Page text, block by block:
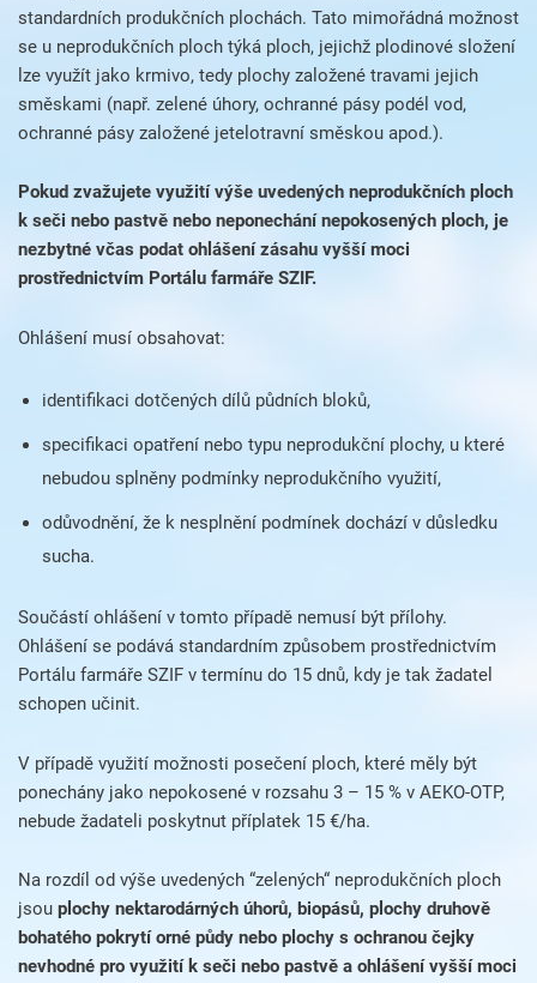
standardních produkčních plochách. Tato mimořádná možnost
se u neprodukčních ploch týká ploch, jejichž plodinové složení
lze využít jako krmivo, tedy plochy založené travami jejich
směskami (např. zelené úhory, ochranné pásy podél vod,
ochranné pásy založené jetelotravní směskou apod.).
Pokud zvažujete využití výše uvedených neprodukčních ploch
k seči nebo pastvě nebo neponechání nepokosených ploch, je
nezbytné včas podat ohlášení zásahu vyšší moci
prostřednictvím Portálu farmáře SZIF.
Ohlášení musí obsahovat:
identifikaci dotčených dílů půdních bloků,
specifikaci opatření nebo typu neprodukční plochy, u které
nebudou splněny podmínky neprodukčního využití,
odůvodnění, že k nesplnění podmínek dochází v důsledku
sucha.
Součástí ohlášení v tomto případě nemusí být přílohy.
Ohlášení se podává standardním způsobem prostřednictvím
Portálu farmáře SZIF v termínu do 15 dnů, kdy je tak žadatel
schopen učinit.
V případě využití možnosti posečení ploch, které měly být
ponechány jako nepokosené v rozsahu 3 – 15 % v AEKO-OTP,
nebude žadateli poskytnut příplatek 15 €/ha.
Na rozdíl od výše uvedených “zelených“ neprodukčních ploch
jsou plochy nektarodárných úhorů, biopásů, plochy druhově
bohatého pokrytí orné půdy nebo plochy s ochranou čejky
nevhodné pro využití k seči nebo pastvě a ohlášení vyšší moci